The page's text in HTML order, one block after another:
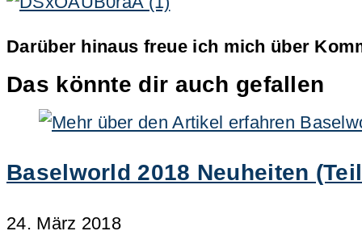
Darüber hinaus freue ich mich über
Das könnte dir auch gefallen
Baselworld 2018 Neuheiten
24. März 2018